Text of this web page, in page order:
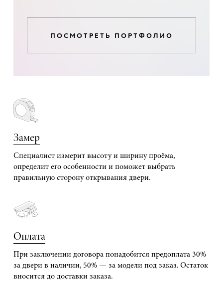
ПОСМОТРЕТЬ ПОРТФОЛИО
Замер
Специалист измерит высоту и ширину проёма,
определит его особенности и поможет выбрать
правильную сторону открывания двери.
Оплата
При заключении договора понадобится предоплата 30%
за двери в наличии, 50% — за модели под заказ. Остаток
вносится до доставки заказа.